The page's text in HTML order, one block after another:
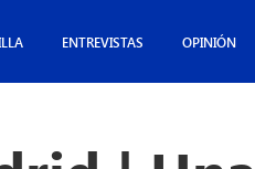
ENTREVISTAS OPINIÓN